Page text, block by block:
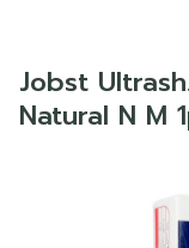
Jobst
Natural N M